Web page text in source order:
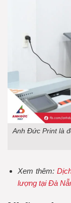
Anh Đức Print là
Xem thêm:
lượng tại Đà